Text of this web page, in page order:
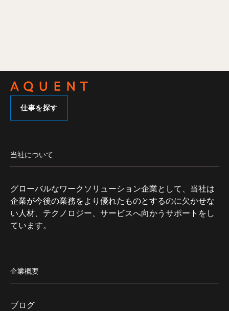
仕事を探す
当社について
グローバルなワークソリューション企業として、当社は
企業が今後の業務をより優れたものとするのに欠かせな
い人材、テクノロジー、サービスへ向かうサポートをし
ています。
企業概要
ブログ